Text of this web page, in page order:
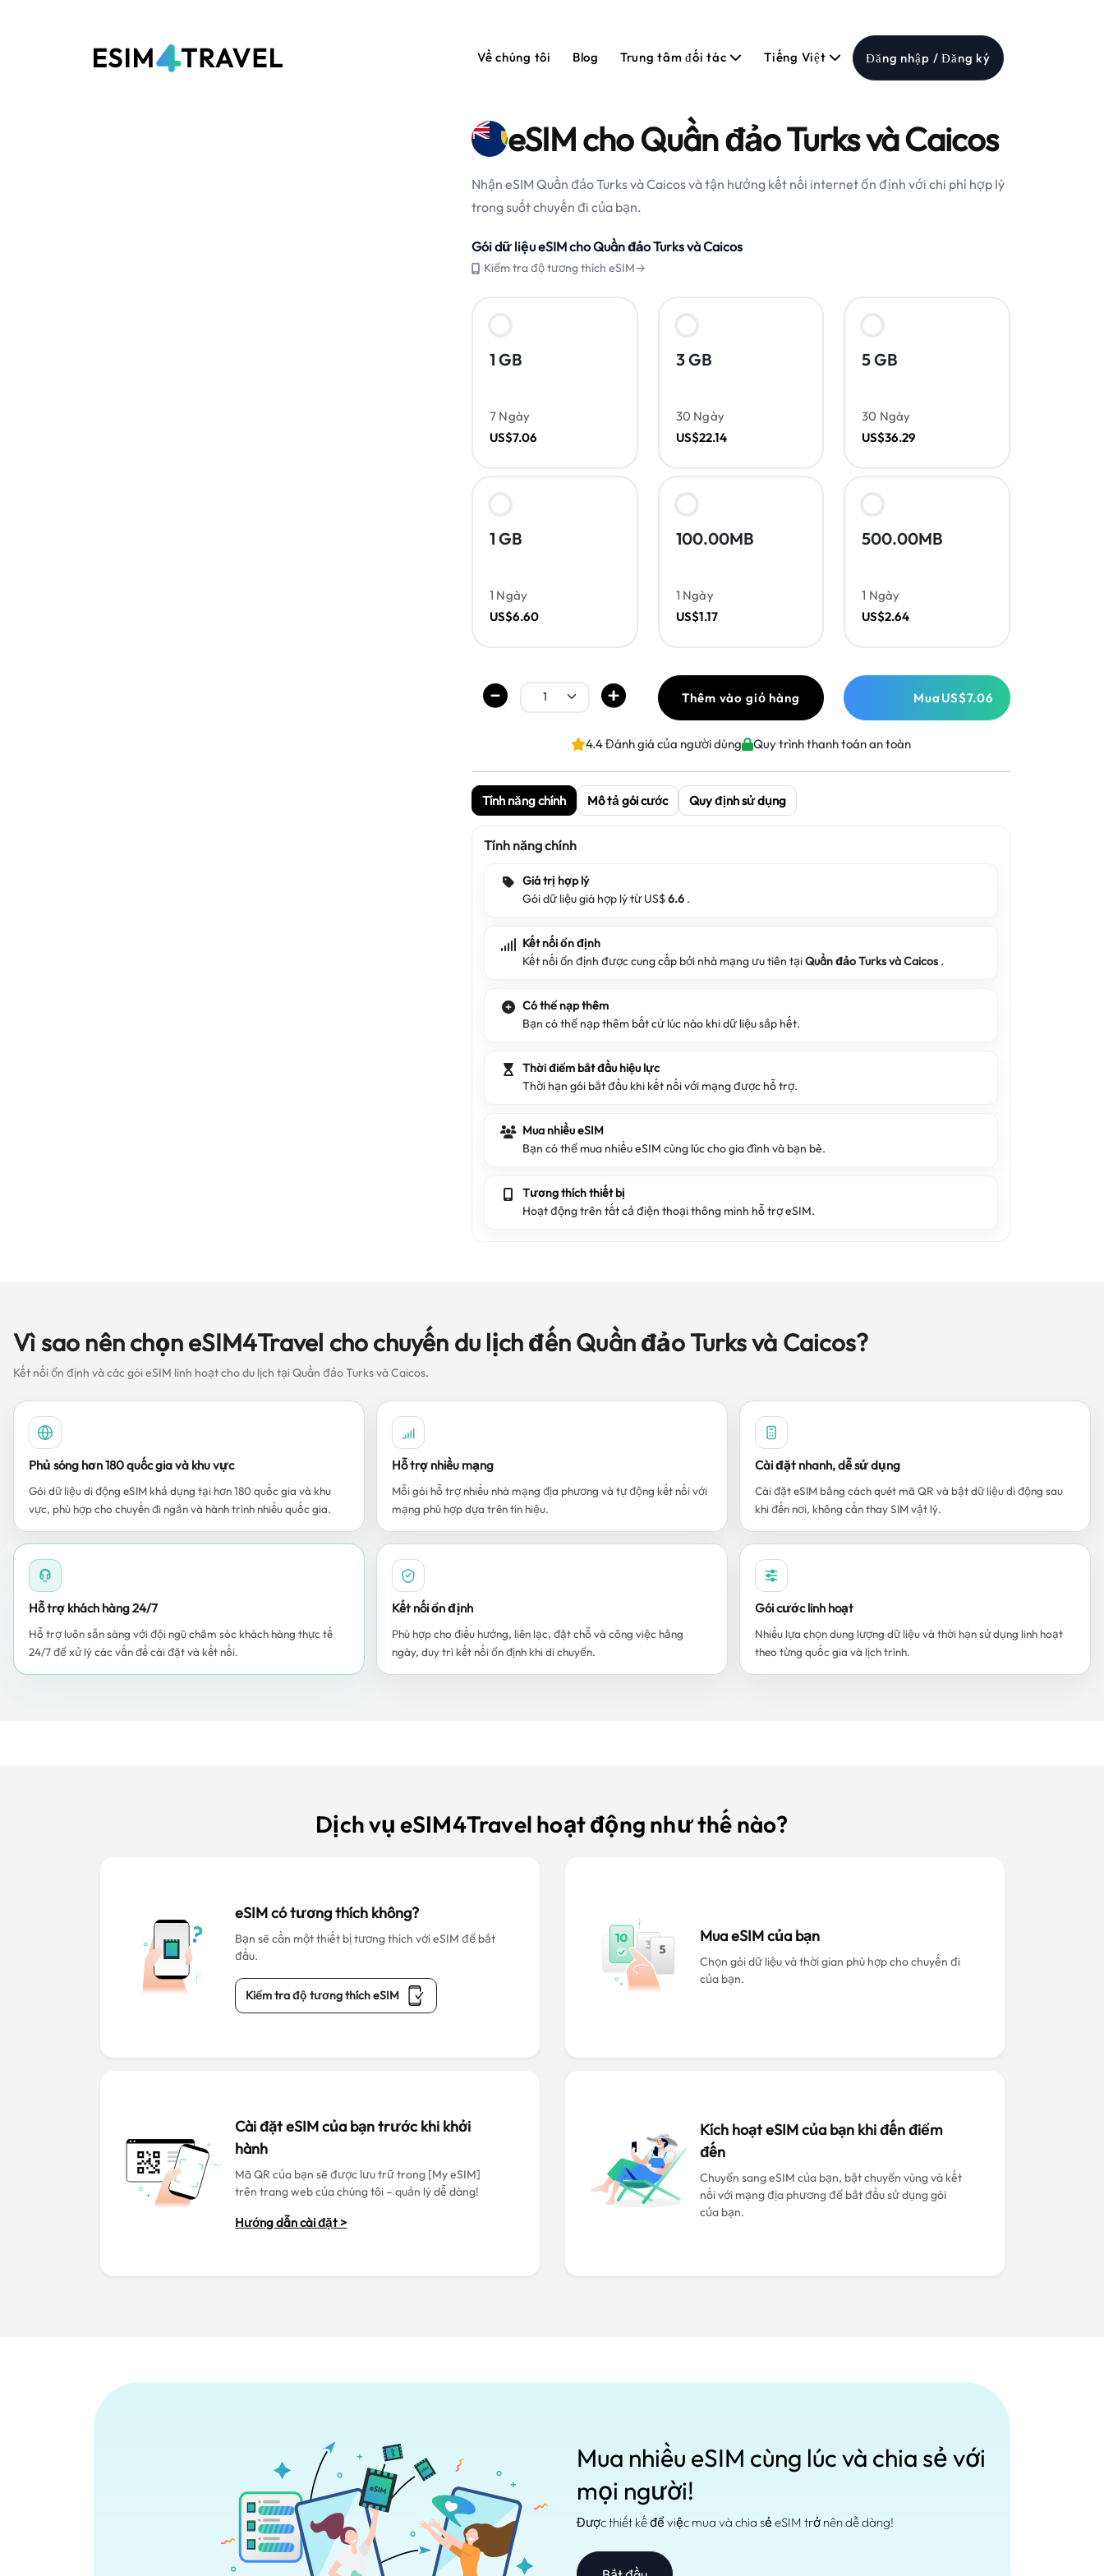
Về chúng tôi Blog Trung tâm đối tác Tiếng Việt Đăng nhập / Đăng ký
eSIM cho Quần đảo Turks và Caicos
Nhận eSIM Quần đảo Turks và Caicos và tận hưởng kết nối internet ổn định với chi phí hợp lý
trong suốt chuyến đi của bạn.
Gói dữ liệu eSIM cho Quần đảo Turks và Caicos
Kiểm tra độ tương thích eSIM→
1 GB
7 Ngày
US$7.06
3 GB
30 Ngày
US$22.14
5 GB
30 Ngày
US$36.29
1 GB
1 Ngày
US$6.60
100.00MB
1 Ngày
US$1.17
500.00MB
1 Ngày
US$2.64
Thêm vào giỏ hàng Mua US$7.06
4.4 Đánh giá của người dùng Quy trình thanh toán an toàn
Tính năng chính Mô tả gói cước Quy định sử dụng
Tính năng chính
Giá trị hợp lý
Gói dữ liệu giá hợp lý từ US$6.6 .
Kết nối ổn định
Kết nối ổn định được cung cấp bởi nhà mạng ưu tiên tạiQuần đảo Turks và Caicos .
Có thể nạp thêm
Bạn có thể nạp thêm bất cứ lúc nào khi dữ liệu sắp hết.
Thời điểm bắt đầu hiệu lực
Thời hạn gói bắt đầu khi kết nối với mạng được hỗ trợ.
Mua nhiều eSIM
Bạn có thể mua nhiều eSIM cùng lúc cho gia đình và bạn bè.
Tương thích thiết bị
Hoạt động trên tất cả điện thoại thông minh hỗ trợ eSIM.
Vì sao nên chọn eSIM4Travel cho chuyến du lịch đến Quần đảo Turks và Caicos?
Kết nối ổn định và các gói eSIM linh hoạt cho du lịch tại Quần đảo Turks và Caicos.
Phủ sóng hơn 180 quốc gia và khu vực
Gói dữ liệu di động eSIM khả dụng tại hơn 180 quốc gia và khu
vực, phù hợp cho chuyến đi ngắn và hành trình nhiều quốc gia.
Hỗ trợ nhiều mạng
Mỗi gói hỗ trợ nhiều nhà mạng địa phương và tự động kết nối với
mạng phù hợp dựa trên tín hiệu.
Cài đặt nhanh, dễ sử dụng
Cài đặt eSIM bằng cách quét mã QR và bật dữ liệu di động sau
khi đến nơi, không cần thay SIM vật lý.
Hỗ trợ khách hàng 24/7
Hỗ trợ luôn sẵn sàng với đội ngũ chăm sóc khách hàng thực tế
24/7 để xử lý các vấn đề cài đặt và kết nối.
Kết nối ổn định
Phù hợp cho điều hướng, liên lạc, đặt chỗ và công việc hằng
ngày, duy trì kết nối ổn định khi di chuyển.
Gói cước linh hoạt
Nhiều lựa chọn dung lượng dữ liệu và thời hạn sử dụng linh hoạt
theo từng quốc gia và lịch trình.
Dịch vụ eSIM4Travel hoạt động như thế nào?
eSIM có tương thích không?
Bạn sẽ cần một thiết bị tương thích với eSIM để bắt
đầu.
Kiểm tra độ tương thích eSIM
Mua eSIM của bạn
Chọn gói dữ liệu và thời gian phù hợp cho chuyến đi
của bạn.
Cài đặt eSIM của bạn trước khi khởi
hành
Mã QR của bạn sẽ được lưu trữ trong [My eSIM]
trên trang web của chúng tôi – quản lý dễ dàng!
Hướng dẫn cài đặt >
Kích hoạt eSIM của bạn khi đến điểm
đến
Chuyển sang eSIM của bạn, bật chuyển vùng và kết
nối với mạng địa phương để bắt đầu sử dụng gói
của bạn.
Mua nhiều eSIM cùng lúc và chia sẻ với
mọi người!
Được thiết kế để việc mua và chia sẻ eSIM trở nên dễ dàng!